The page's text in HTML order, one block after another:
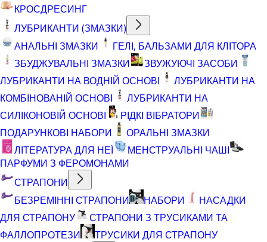
КРОСДРЕСИНГ
ЛУБРИКАНТИ (ЗМАЗКИ)
АНАЛЬНІ ЗМАЗКИ
ГЕЛІ, БАЛЬЗАМИ ДЛЯ КЛІТОРА
ЗБУДЖУВАЛЬНІ ЗМАЗКИ
ЗВУЖУЮЧІ ЗАСОБИ
ЛУБРИКАНТИ НА ВОДНІЙ ОСНОВІ
ЛУБРИКАНТИ НА
КОМБІНОВАНІЙ ОСНОВІ
ЛУБРИКАНТИ НА
СИЛІКОНОВІЙ ОСНОВІ
РІДКІ ВІБРАТОРИ
ПОДАРУНКОВІ НАБОРИ
ОРАЛЬНІ ЗМАЗКИ
ЛІТЕРАТУРА ДЛЯ НЕЇ
МЕНСТРУАЛЬНІ ЧАШІ
ПАРФУМИ З ФЕРОМОНАМИ
СТРАПОНИ
БЕЗРЕМІННІ СТРАПОНИ
НАБОРИ
НАСАДКИ
ДЛЯ СТРАПОНУ
СТРАПОНИ З ТРУСИКАМИ ТА
ФАЛЛОПРОТЕЗИ
ТРУСИКИ ДЛЯ СТРАПОНУ